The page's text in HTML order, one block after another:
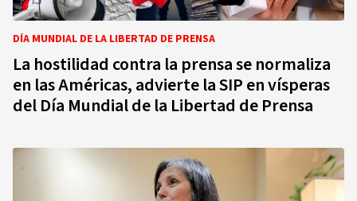
DÍA MUNDIAL DE LA LIBERTAD DE PRENSA
La hostilidad contra la prensa se normaliza
en las Américas, advierte la SIP en vísperas
del Día Mundial de la Libertad de Prensa